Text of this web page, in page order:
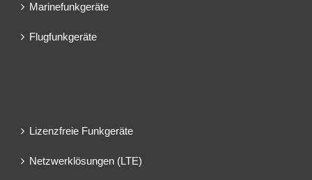
Marinefunkgeräte
Flugfunkgeräte
Lizenzfreie Funkgeräte
Netzwerklösungen (LTE)